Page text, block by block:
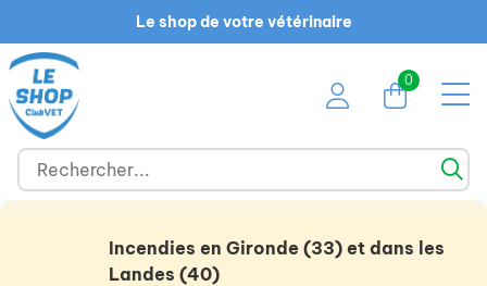
Le shop de votre vétérinaire
0
Incendies en Gironde (33) et dans les
Landes (40)